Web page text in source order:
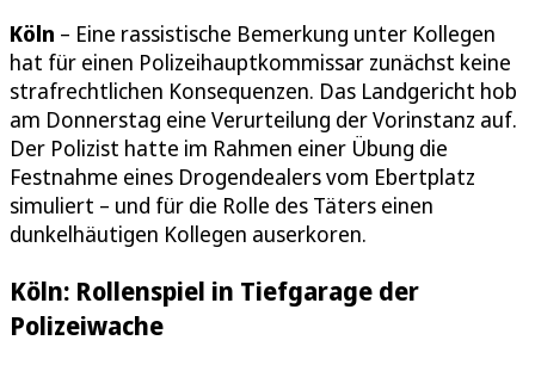
Köln – Eine rassistische Bemerkung unter Kollegen
hat für einen Polizeihauptkommissar zunächst keine
strafrechtlichen Konsequenzen. Das Landgericht hob
am Donnerstag eine Verurteilung der Vorinstanz auf.
Der Polizist hatte im Rahmen einer Übung die
Festnahme eines Drogendealers vom Ebertplatz
simuliert – und für die Rolle des Täters einen
dunkelhäutigen Kollegen auserkoren.
Köln: Rollenspiel in Tiefgarage der
Polizeiwache